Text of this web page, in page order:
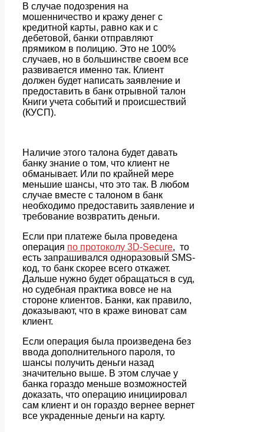
В случае подозрения на
мошенничество и кражу денег с
кредитной карты, равно как и с
дебетовой, банки отправляют
прямиком в полицию. Это не 100%
случаев, но в большинстве своем все
развивается именно так. Клиент
должен будет написать заявление и
предоставить в банк отрывной талон
Книги учета событий и происшествий
(КУСП).
Наличие этого талона будет давать
банку знание о том, что клиент не
обманывает. Или по крайней мере
меньшие шансы, что это так. В любом
случае вместе с талоном в банк
необходимо предоставить заявление и
требование возвратить деньги.
Если при платеже была проведена
операция по протоколу 3D-Secure, то
есть запрашивался одноразовый SMS-
код, то банк скорее всего откажет.
Дальше нужно будет обращаться в суд,
но судебная практика вовсе не на
стороне клиентов. Банки, как правило,
доказывают, что в краже виноват сам
клиент.
Если операция была произведена без
ввода дополнительного пароля, то
шансы получить деньги назад
значительно выше. В этом случае у
банка гораздо меньше возможностей
доказать, что операцию инициировал
сам клиент и он гораздо вернее вернет
все украденные деньги на карту.